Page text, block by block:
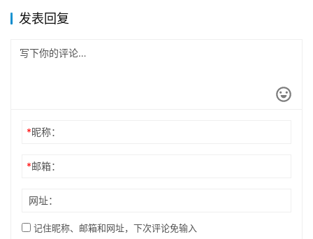
发表回复
*昵称：
*邮箱：
网址：
记住昵称、邮箱和网址，下次评论免输入